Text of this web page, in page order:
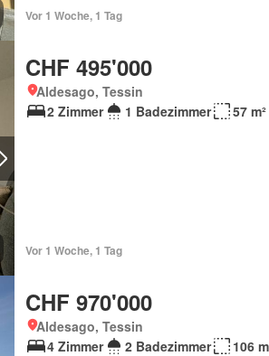
Vor 1 Woche, 1 Tag
CHF 495'000
Aldesago, Tessin
2 Zimmer
1 Badezimmer 57 m²
Vor 1 Woche, 1 Tag
CHF 970'000
Aldesago, Tessin
4 Zimmer
2 Badezimmer 106